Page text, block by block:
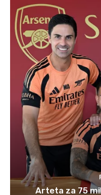
Arteta za 75